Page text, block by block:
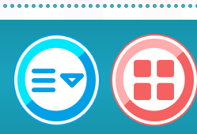
轉知臺北市體育總
C級田徑裁判及教
民小學